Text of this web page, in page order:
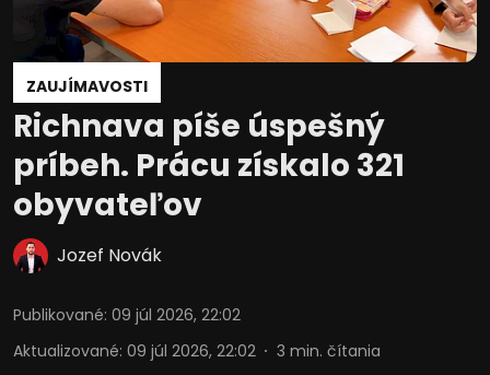
ZAUJÍMAVOSTI
Richnava píše úspešný
príbeh. Prácu získalo 321
obyvateľov
Jozef Novák
Publikované: 09 júl 2026, 22:02
Aktualizované: 09 júl 2026, 22:02 3 min. čítania